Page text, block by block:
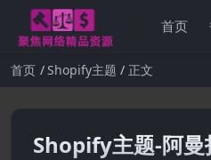
首页
首页 Shopify主题 正文
Shopify主题-阿